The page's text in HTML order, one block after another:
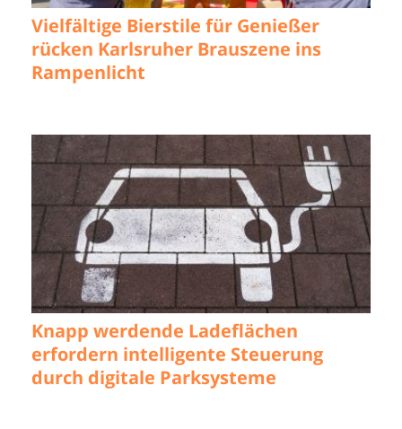
Vielfältige Bierstile für Genießer
rücken Karlsruher Brauszene ins
Rampenlicht
Knapp werdende Ladeflächen
erfordern intelligente Steuerung
durch digitale Parksysteme